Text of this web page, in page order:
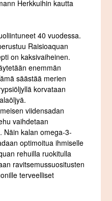
Herkkuihin kautta
40 vuodessa.
Raisioaquan
on kaksivaiheinen.
enemmän
säästää merien
korvataan
viidensadan
vaihdetaan
Näin kalan omega-3-
optimoitua ihmiselle
rehuilla ruokitulla
ravitsemussuositusten
terveelliset